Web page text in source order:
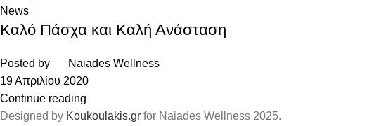
News
Καλό Πάσχα και Καλή Ανάσταση
Posted by
Naiades Wellness
19 Απριλίου 2020
Continue reading
Designed by Koukoulakis.gr for Naiades Wellness 2025.